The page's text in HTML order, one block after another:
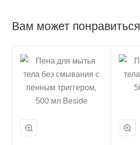
Вам может понравиться